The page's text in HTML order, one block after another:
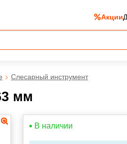
Акции
Слесарный инструмент
мм
В наличии